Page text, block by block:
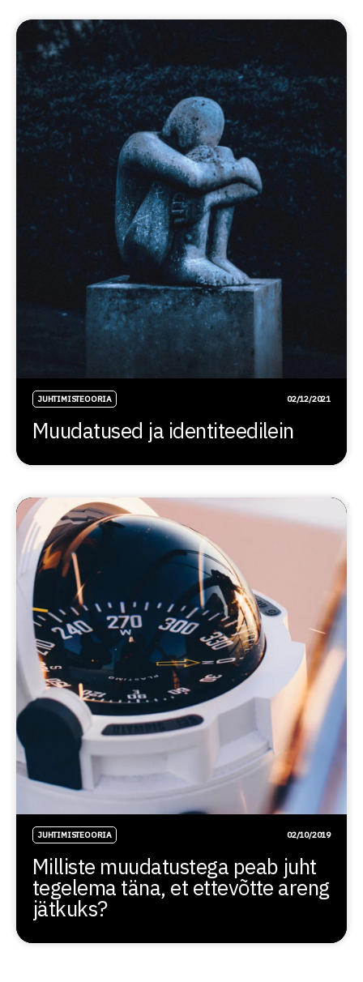
JUHTIMISTEOORIA 02/12/2021
Muudatused ja identiteedilein
JUHTIMISTEOORIA 02/10/2019
Milliste muudatustega peab juht
tegelema täna, et ettevõtte areng
jätkuks?